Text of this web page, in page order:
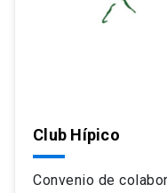
Club Hípico
Convenio de